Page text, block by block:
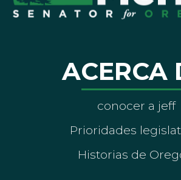
ACERCA
conocer a jeff
Prioridades
Historias de